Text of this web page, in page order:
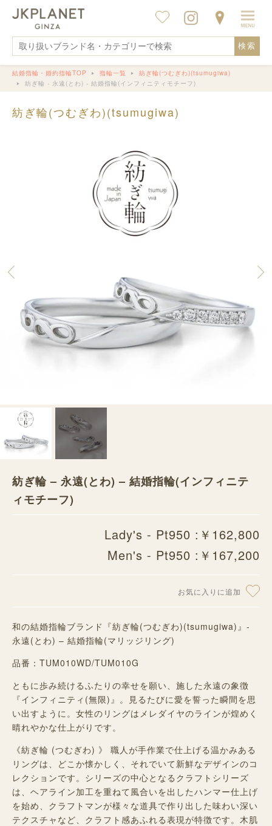
検索
結婚指輪・婚約指輪TOP 指輪一覧
紡ぎ輪(つむぎわ)(tsumugiwa)
紡ぎ輪 - 永遠(とわ) - 結婚指輪(インフィニティモチーフ)
紡ぎ輪(つむぎわ)(tsumugiwa)
紡ぎ輪 – 永遠(とわ) – 結婚指輪(インフィニテ
ィモチーフ)
Lady's - Pt950 :￥162,800
Men's - Pt950 :￥167,200
お気に入りに追加
和の結婚指輪ブランド『紡ぎ輪(つむぎわ)(tsumugiwa)』-
永遠(とわ) – 結婚指輪(マリッジリング)
品番：TUM010WD/TUM010G
ともに歩み続けるふたりの幸せを願い、施した永遠の象徴
『インフィニティ(無限)』。
見るたびに愛を誓った瞬間を思
い出すように。 女性のリングはメレダイヤのラインが煌めく
晴れやかな仕上がりです。
《紡ぎ輪 (つむぎわ) 》 職人が手作業で仕上げる温かみある
リングは、どこか懐かしく、それでいて新鮮なデザインのコ
レクションです。シリーズの中心となるクラフトシリーズ
は、ヘアライン加工を重ねて風合いを出したハンマー仕上げ
を始め、クラフトマンが様々な道具で作り出した味わい深い
テクスチャなど、クラフト感あふれる表現が特徴です。木肌